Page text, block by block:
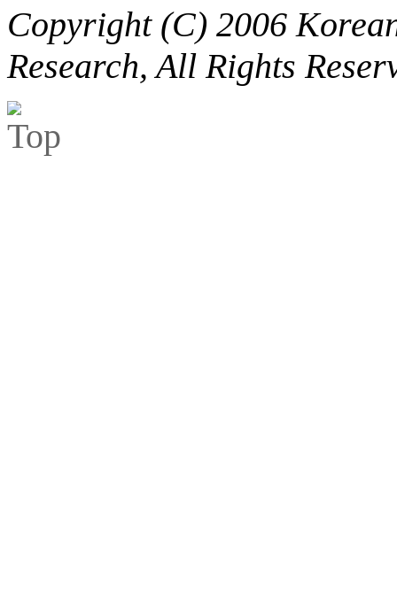
Copyright (C) 2006
Research, All Rights